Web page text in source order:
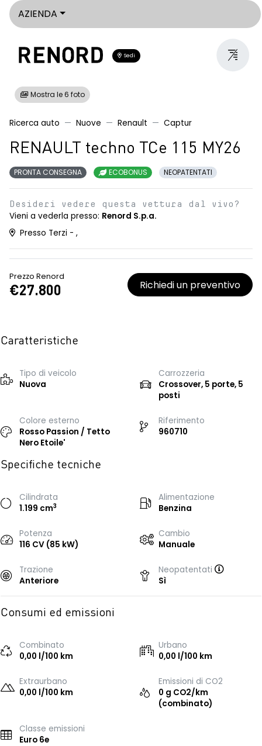
AZIENDA
Sedi
Mostra le 6 foto
Ricerca auto Nuove Renault Captur
RENAULT techno TCe 115 MY26
PRONTA CONSEGNA ECOBONUS NEOPATENTATI
Desideri vedere questa vettura dal vivo?
Vieni a vederla presso: Renord S.p.a.
Presso Terzi - ,
Prezzo Renord
€27.800 Richiedi un preventivo
Caratteristiche
Tipo di veicolo
Nuova
Carrozzeria
Crossover, 5 porte, 5
posti
Colore esterno
Rosso Passion / Tetto
Nero Etoile'
Riferimento
960710
Specifiche tecniche
Cilindrata
1.199 cm3
Alimentazione
Benzina
Potenza
116 CV (85 kW)
Cambio
Manuale
Trazione
Anteriore
Neopatentati
Sì
Consumi ed emissioni
Combinato
0,00 l/100 km
Urbano
0,00 l/100 km
Extraurbano
0,00 l/100 km
Emissioni di CO2
0 g CO2/km
(combinato)
Classe emissioni
Euro 6e